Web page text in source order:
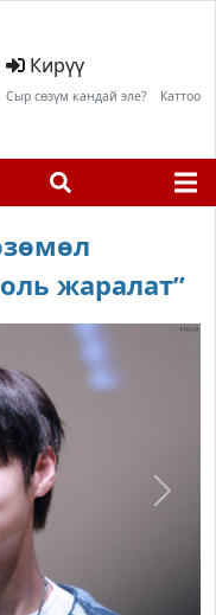
Кирүү
Сыр сөзүм кандай эле? Каттоо
жаралат”
Next